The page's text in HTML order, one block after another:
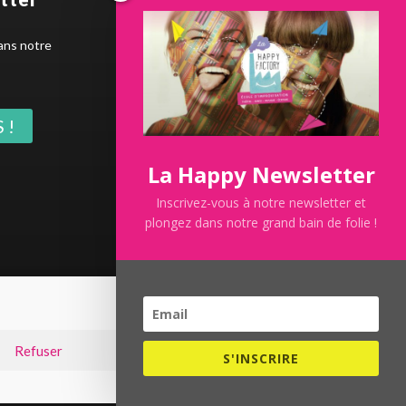
Refuser
notre
!
SUMMER IMPRO 2026 100% gratuit
intérieur
La Happy Newsletter
Inscrivez-vous à notre newsletter et
plongez dans notre grand bain de folie !
S'INSCRIRE